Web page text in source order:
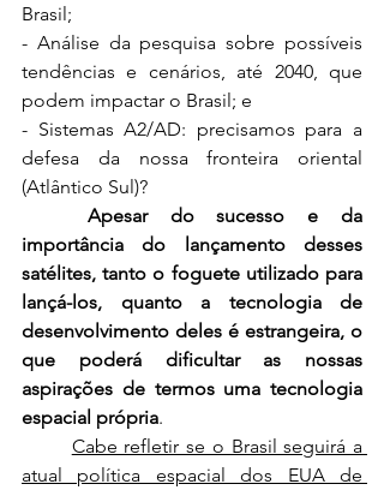
Brasil;
- Análise da pesquisa sobre possíveis
tendências e cenários, até 2040, que
podem impactar o Brasil; e
- Sistemas A2/AD: precisamos para a
defesa da nossa fronteira oriental
(Atlântico Sul)?
Apesar do sucesso e da
importância do lançamento desses
satélites, tanto o foguete utilizado para
lançá-los, quanto a tecnologia de
desenvolvimento deles é estrangeira, o
que poderá dificultar as nossas
aspirações de termos uma tecnologia
espacial própria.
Cabe refletir se o Brasil seguirá a
atual política espacial dos EUA de